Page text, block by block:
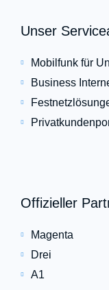
Unser
Mobilfunk für
Business
Offizieller
Magenta
Drei
A1